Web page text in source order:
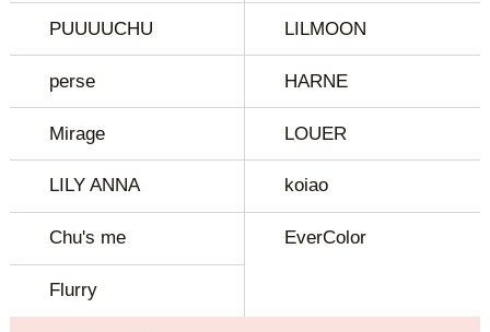
PUUUUCHU LILMOON
perse HARNE
Mirage LOUER
LILY ANNA koiao
Chu's me EverColor
Flurry